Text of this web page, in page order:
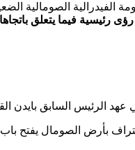
الفيدرالية الصومالية
رئيسية فيما يتعلق
عهد الرئيس السابق بايدن
بأرض الصومال يفتح باب